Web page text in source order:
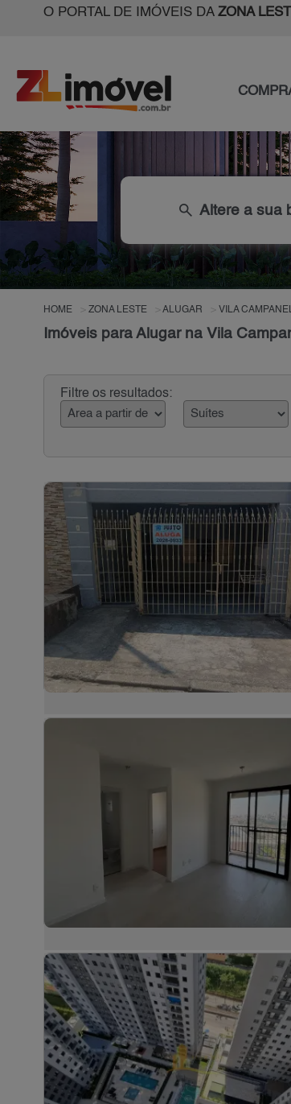
O PORTAL DE IMÓVEIS DA ZONA
search Altere a sua
HOME ZONA LESTE ALUGAR VILA
Imóveis para Alugar na Vila
Filtre os resultados: